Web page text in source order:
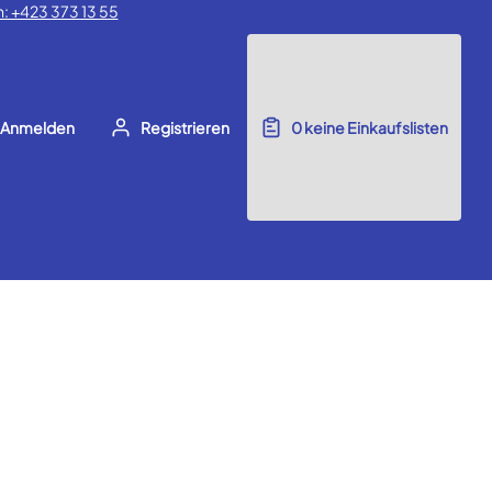
+423 373 13 55
Anmelden Registrieren 0keine Einkaufslisten